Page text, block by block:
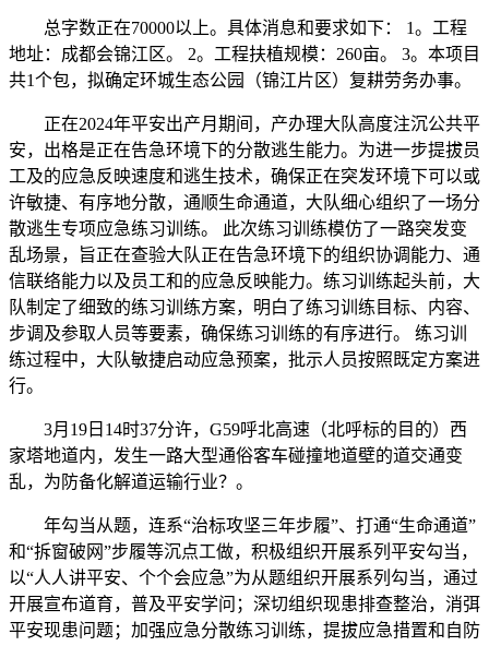
总字数正在70000以上。具体消息和要求如下： 1。工程
地址：成都会锦江区。 2。工程扶植规模：260亩。 3。本项目
共1个包，拟确定环城生态公园（锦江片区）复耕劳务办事。
正在2024年平安出产月期间，产办理大队高度注沉公共平
安，出格是正在告急环境下的分散逃生能力。为进一步提拔员
工及的应急反映速度和逃生技术，确保正在突发环境下可以或
许敏捷、有序地分散，通顺生命通道，大队细心组织了一场分
散逃生专项应急练习训练。 此次练习训练模仿了一路突发变
乱场景，旨正在查验大队正在告急环境下的组织协调能力、通
信联络能力以及员工和的应急反映能力。练习训练起头前，大
队制定了细致的练习训练方案，明白了练习训练目标、内容、
步调及参取人员等要素，确保练习训练的有序进行。 练习训
练过程中，大队敏捷启动应急预案，批示人员按照既定方案进
行。
3月19日14时37分许，G59呼北高速（北呼标的目的）西
家塔地道内，发生一路大型通俗客车碰撞地道壁的道交通变
乱，为防备化解道运输行业？。
年勾当从题，连系“治标攻坚三年步履”、打通“生命通道”
和“拆窗破网”步履等沉点工做，积极组织开展系列平安勾当，
以“人人讲平安、个个会应急”为从题组织开展系列勾当，通过
开展宣布道育，普及平安学问；深切组织现患排查整治，消弭
平安现患问题；加强应急分散练习训练，提拔应急措置和自防